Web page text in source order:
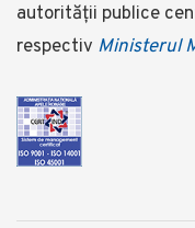
autorității publice
respectiv Ministerul